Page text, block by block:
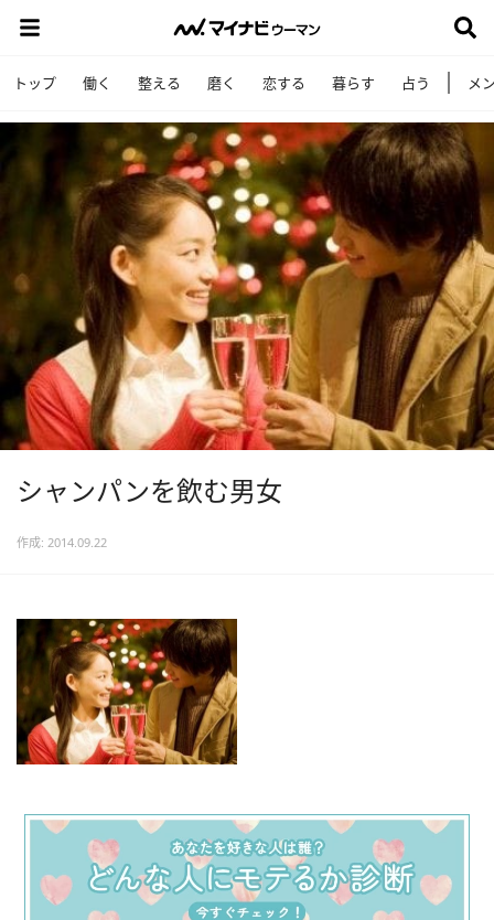
トップ 働く 整える 磨く 恋する 暮らす 占う メ
シャンパンを飲む男女
作成: 2014.09.22